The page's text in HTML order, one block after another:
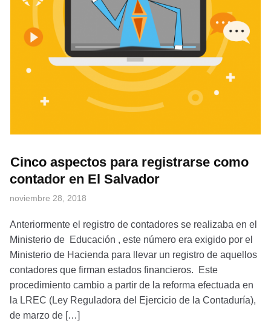
Cinco aspectos para registrarse como
contador en El Salvador
noviembre 28, 2018
Anteriormente el registro de contadores se realizaba en el
Ministerio de Educación , este número era exigido por el
Ministerio de Hacienda para llevar un registro de aquellos
contadores que firman estados financieros. Este
procedimiento cambio a partir de la reforma efectuada en
la LREC (Ley Reguladora del Ejercicio de la Contaduría),
de marzo de […]